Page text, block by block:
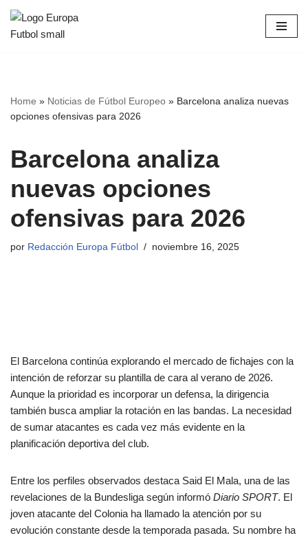
Saltar
Home » Noticias de Fútbol Europeo » Barcelona analiza nuevas
opciones ofensivas para 2026
Barcelona analiza
nuevas opciones
ofensivas para 2026
por Redacción Europa Fútbol noviembre 16, 2025
El Barcelona continúa explorando el mercado de fichajes con la
intención de reforzar su plantilla de cara al verano de 2026.
Aunque la prioridad es incorporar un defensa, la dirigencia
también busca ampliar la rotación en las bandas. La necesidad
de sumar atacantes es cada vez más evidente en la
planificación deportiva del club.
Entre los perfiles observados destaca Said El Mala, una de las
revelaciones de la Bundesliga según informó Diario SPORT. El
joven atacante del Colonia ha llamado la atención por su
evolución constante desde la temporada pasada. Su nombre ha